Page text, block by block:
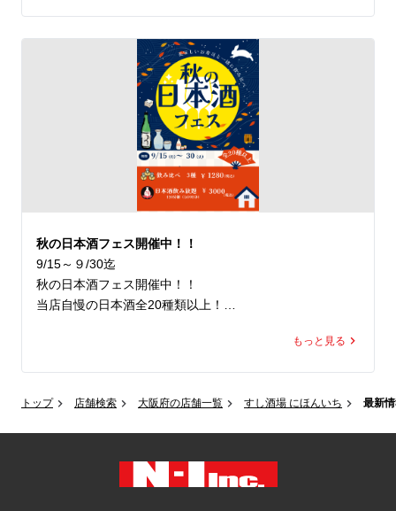
トップ 店舗検索 大阪府の店舗一覧 すし酒場 にほんいち 最新
職人が握る寿司や日本酒との相性も良く、海鮮好きの方に
もおすすめの一品です。
本町エリアで寿司や海鮮、日本酒を楽しみたい際は、ぜひ
すし酒場 にほんいちへお立ち寄りください。
秋の日本酒フェス開催中！！
9/15～９/30迄
秋の日本酒フェス開催中！！
当店自慢の日本酒全20種類以上！
もっと見る